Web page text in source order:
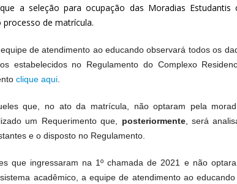
a seleção para ocupação das Moradias
processo de matrícula.
de atendimento ao educando observará todos os
estabelecidos no Regulamento do Complexo
clique aqui
que, no ato da matrícula, não optaram pela
um Requerimento que, posteriormente, será
e o disposto no Regulamento.
que ingressaram na 1º chamada de 2021 e não
acadêmico, a equipe de atendimento ao